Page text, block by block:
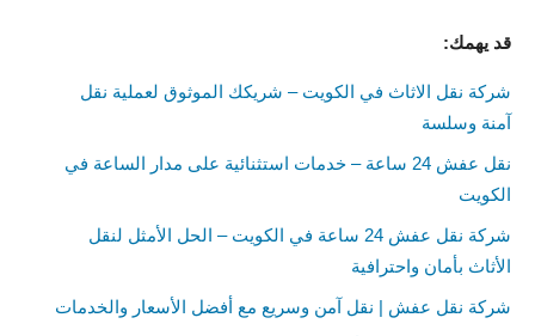
قد يهمك:
شركة نقل الاثاث في الكويت – شريكك الموثوق لعملية نقل
آمنة وسلسة
نقل عفش 24 ساعة – خدمات استثنائية على مدار الساعة في
الكويت
شركة نقل عفش 24 ساعة في الكويت – الحل الأمثل لنقل
الأثاث بأمان واحترافية
شركة نقل عفش | نقل آمن وسريع مع أفضل الأسعار والخدمات